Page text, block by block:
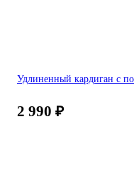
Удлиненный кардиган с
2 990 ₽